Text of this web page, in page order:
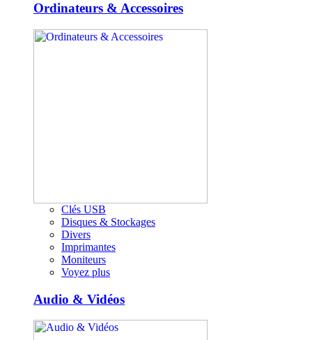
Ordinateurs & Accessoires
Clés USB
Disques & Stockages
Divers
Imprimantes
Moniteurs
Voyez plus
Audio & Vidéos